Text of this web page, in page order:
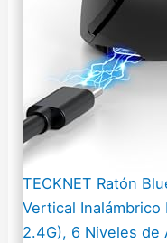
TECKNET Ratón
Vertical
2.4G), 6 Niveles de